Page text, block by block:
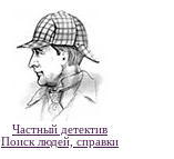
Частный детектив
Поиск людей, справки